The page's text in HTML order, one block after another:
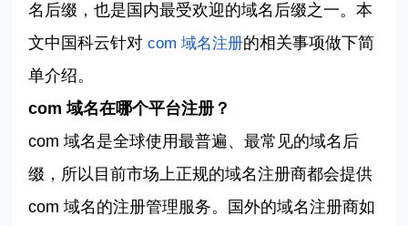
名后缀，也是国内最受欢迎的域名后缀之一。本
文中国科云针对 com域名注册的相关事项做下简
单介绍。
com 域名在哪个平台注册？
com域名是全球使用最普遍、最常见的域名后
缀，所以目前市场上正规的域名注册商都会提供
com域名的注册管理服务。国外的域名注册商如